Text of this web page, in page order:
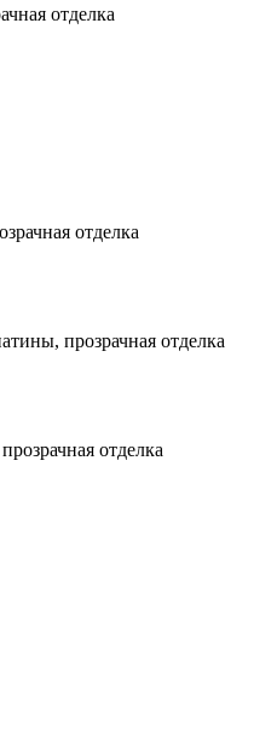
отделка
отделка
прозрачная отделка
отделка